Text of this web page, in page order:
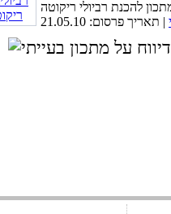
| תאריך פרסום: 21.05.10